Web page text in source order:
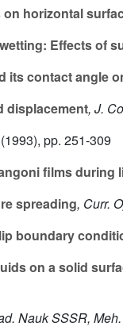
horizontal
Effects of
its contact angle
displacement, J.
pp. 251-309
films during
spreading, Curr.
boundary
on a solid
Nauk SSSR,